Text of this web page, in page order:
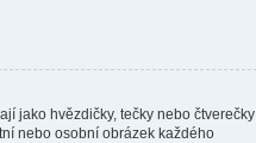
jako hvězdičky, tečky nebo čtverečky
nebo osobní obrázek každého